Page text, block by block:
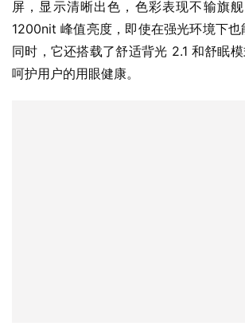
同时，它还搭载了舒适背光 2.1 和舒眠
呵护用户的用眼健康。